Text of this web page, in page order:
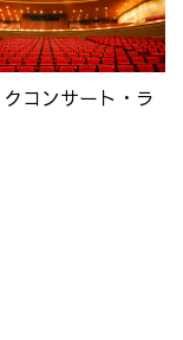
コンサート・ラ